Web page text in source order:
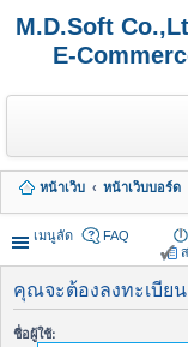
M.D.Soft
E-
หน้าเว็บ
หน้าเว็บบอร์ด
เมนูลัด
FAQ
คุณจะต้องลงทะเบีย
ชื่อผู้ใช้: